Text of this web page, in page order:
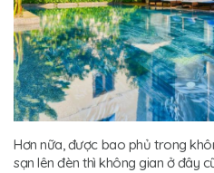
Hơn nữa, được bao phủ trong
sạn lên đèn thì không gian ở đây